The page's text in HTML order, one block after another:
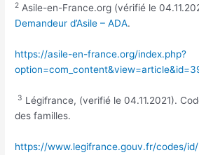
2 Asile-en-France.org (vérifié le
Demandeur d’Asile – ADA.
https://asile-en-france.org/index.php?
3 Légifrance, (verifié le 04.11.2021).
des familles.
https://www.legifrance.gouv.fr/codes/id/